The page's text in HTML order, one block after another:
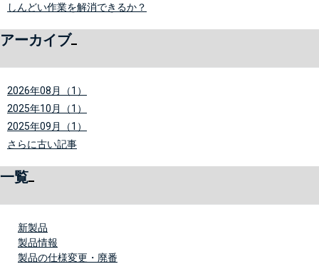
しんどい作業を解消できるか？
アーカイブ
2026年08月（1）
2025年10月（1）
2025年09月（1）
さらに古い記事
一覧
新製品
製品情報
製品の仕様変更・廃番